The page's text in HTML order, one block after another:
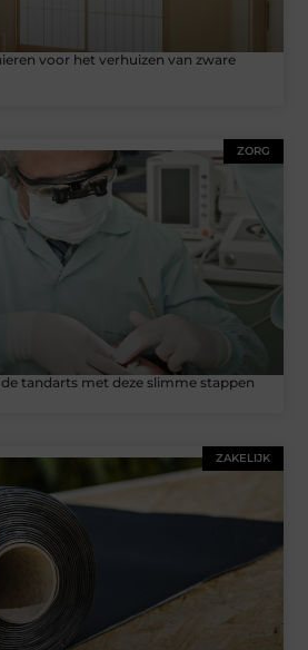
voor het verhuizen van zware
ZORG
tandarts met deze slimme stappen
ZAKELIJK